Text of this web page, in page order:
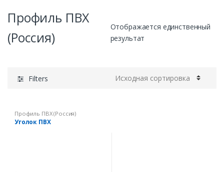
Профиль ПВХ
(Россия)
Отображается единственный
результат
Filters
Профиль ПВХ (Россия)
Уголок ПВХ